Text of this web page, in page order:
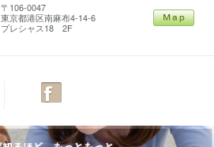
〒106-0047
東京都港区南麻布4-14-6
プレシャス18 2F